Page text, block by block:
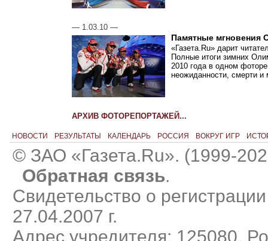
— 1.03.10 —
Памятные мгновения
«Газета.Ru» дарит
Полные итоги зимних
2010 года в одном
неожиданности, смерти и
АРХИВ ФОТОРЕПОРТАЖЕЙ...
НОВОСТИ РЕЗУЛЬТАТЫ КАЛЕНДАРЬ РОССИЯ ВОКРУГ ИГР
© ЗАО «Газета.Ru». (1999-
Обратная связь.
Свидетельство о
27.04.2007 г.
Адрес учредителя: 125080,